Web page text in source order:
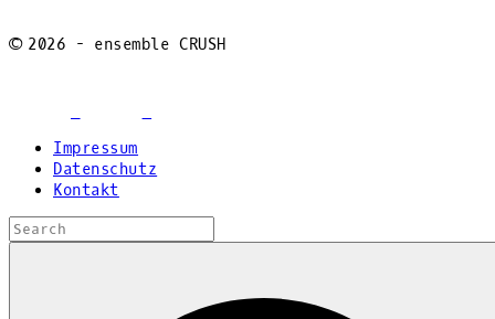
© 2026 - ensemble CRUSH
Impressum
Datenschutz
Kontakt